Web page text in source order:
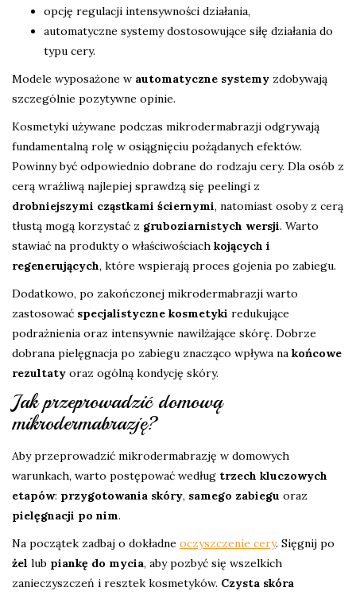
opcję regulacji intensywności działania,
automatyczne systemy dostosowujące siłę działania do
typu cery.
Modele wyposażone w automatyczne systemy zdobywają
szczególnie pozytywne opinie.
Kosmetyki używane podczas mikrodermabrazji odgrywają
fundamentalną rolę w osiągnięciu pożądanych efektów.
Powinny być odpowiednio dobrane do rodzaju cery. Dla osób z
cerą wrażliwą najlepiej sprawdzą się peelingi z
drobniejszymi cząstkami ściernymi, natomiast osoby z cerą
tłustą mogą korzystać z gruboziarnistych wersji. Warto
stawiać na produkty o właściwościach kojących i
regenerujących, które wspierają proces gojenia po zabiegu.
Dodatkowo, po zakończonej mikrodermabrazji warto
zastosować specjalistyczne kosmetyki redukujące
podrażnienia oraz intensywnie nawilżające skórę. Dobrze
dobrana pielęgnacja po zabiegu znacząco wpływa na końcowe
rezultaty oraz ogólną kondycję skóry.
Jak przeprowadzić domową
mikrodermabrazję?
Aby przeprowadzić mikrodermabrazję w domowych
warunkach, warto postępować według trzech kluczowych
etapów: przygotowania skóry, samego zabiegu oraz
pielęgnacji po nim.
Na początek zadbaj o dokładne oczyszczenie cery. Sięgnij po
żel lub piankę do mycia, aby pozbyć się wszelkich
zanieczyszczeń i resztek kosmetyków. Czysta skóra